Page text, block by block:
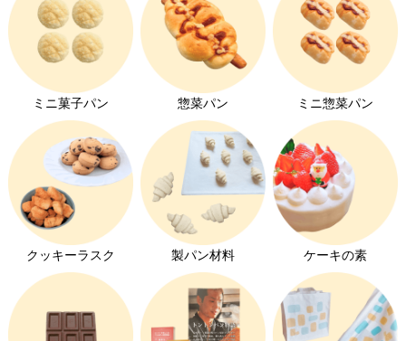
コッペパン特集
クロワッサン特集
キユーピーエッグケア特集
みんなの食卓ロースハム特集
ホイップクリーム特集
チョコレート特集
いちご特集
発芽玄米パン特集
ミニ菓子パン 惣菜パン ミニ惣菜パン
クッキーラスク 製パン材料 ケーキの素